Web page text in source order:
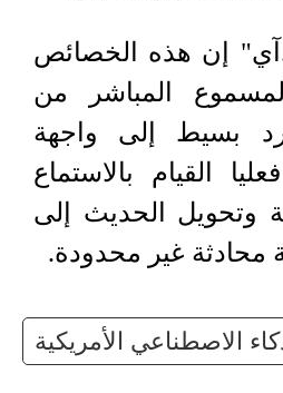
إن هذه الخصائص
المباشر من
بسيط إلى واجهة
القيام بالاستماع
وتحويل الحديث إلى
محادثة غير محدودة.
الاصطناعي الأمريكية